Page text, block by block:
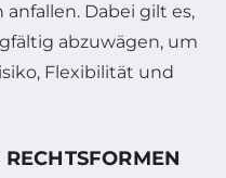
Dabei gilt es,
abzuwägen, um
Flexibilität und